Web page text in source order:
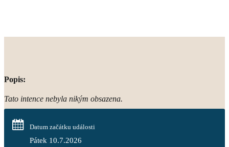
Popis:
Tato intence nebyla nikým obsazena.
Datum začátku události
Pátek 10.7.2026